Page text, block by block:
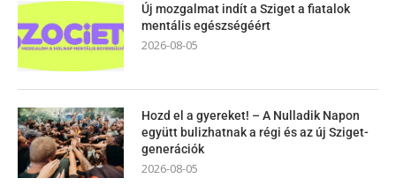
Új mozgalmat indít a Sziget a fiatalok
mentális egészségéért
2026-08-05
Hozd el a gyereket! – A Nulladik Napon
együtt bulizhatnak a régi és az új Sziget-
generációk
2026-08-05